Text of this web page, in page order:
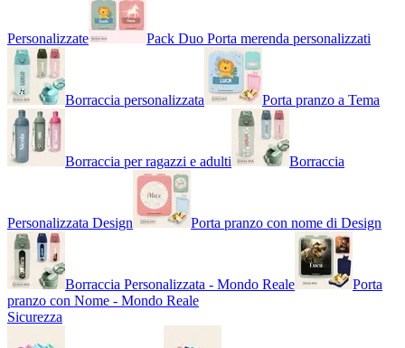
Personalizzate Pack Duo Porta merenda personalizzati
Borraccia personalizzata Porta pranzo a Tema
Borraccia per ragazzi e adulti Borraccia
Personalizzata Design Porta pranzo con nome di Design
Borraccia Personalizzata - Mondo Reale
Porta
pranzo con Nome - Mondo Reale
Sicurezza